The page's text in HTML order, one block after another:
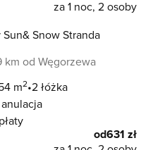
za 1 noc, 2 osoby
Snow Stranda
km od Węgorzewa
m2 2 łóżka
od631 zł